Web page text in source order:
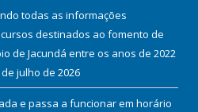
todas as informações
destinados ao fomento de
de Jacundá entre os anos de 2022
de julho de 2026
e passa a funcionar em horário